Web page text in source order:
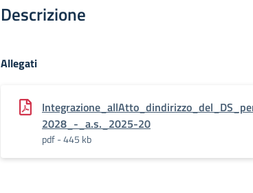
Descrizione
Allegati
2028_-_a.s._2025-20
pdf - 445 kb